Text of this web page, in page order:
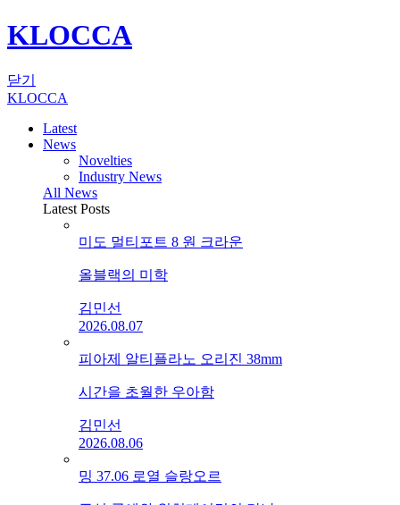
KLOCCA
닫기
KLOCCA
Latest
News
Novelties
Industry News
All News
Latest Posts
미도 멀티포트 8 원 크라운
올블랙의 미학
김민선
2026.08.07
피아제 알티플라노 오리진 38mm
시간을 초월한 우아함
김민선
2026.08.06
밍 37.06 로열 슬랑오르